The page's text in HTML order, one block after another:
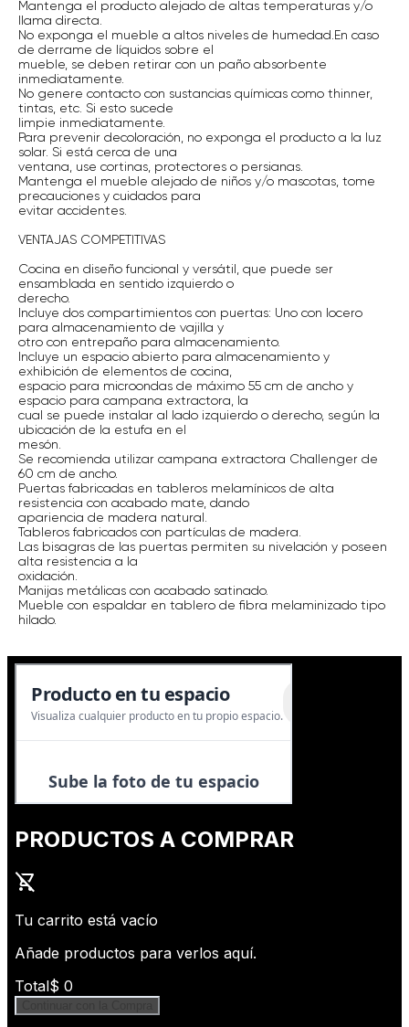
Mantenga el producto alejado de altas temperaturas y/o
llama directa.
No exponga el mueble a altos niveles de humedad.En caso
de derrame de líquidos sobre el
mueble, se deben retirar con un paño absorbente
inmediatamente.
No genere contacto con sustancias químicas como thinner,
tintas, etc. Si esto sucede
limpie inmediatamente.
Para prevenir decoloración, no exponga el producto a la luz
solar. Si está cerca de una
ventana, use cortinas, protectores o persianas.
Mantenga el mueble alejado de niños y/o mascotas, tome
precauciones y cuidados para
evitar accidentes.
VENTAJAS COMPETITIVAS
Cocina en diseño funcional y versátil, que puede ser
ensamblada en sentido izquierdo o
derecho.
Incluye dos compartimientos con puertas: Uno con locero
para almacenamiento de vajilla y
otro con entrepaño para almacenamiento.
Incluye un espacio abierto para almacenamiento y
exhibición de elementos de cocina,
espacio para microondas de máximo 55 cm de ancho y
espacio para campana extractora, la
cual se puede instalar al lado izquierdo o derecho, según la
ubicación de la estufa en el
mesón.
Se recomienda utilizar campana extractora Challenger de
60 cm de ancho.
Puertas fabricadas en tableros melamínicos de alta
resistencia con acabado mate, dando
apariencia de madera natural.
Tableros fabricados con partículas de madera.
Las bisagras de las puertas permiten su nivelación y poseen
alta resistencia a la
oxidación.
Manijas metálicas con acabado satinado.
Mueble con espaldar en tablero de fibra melaminizado tipo
hilado.